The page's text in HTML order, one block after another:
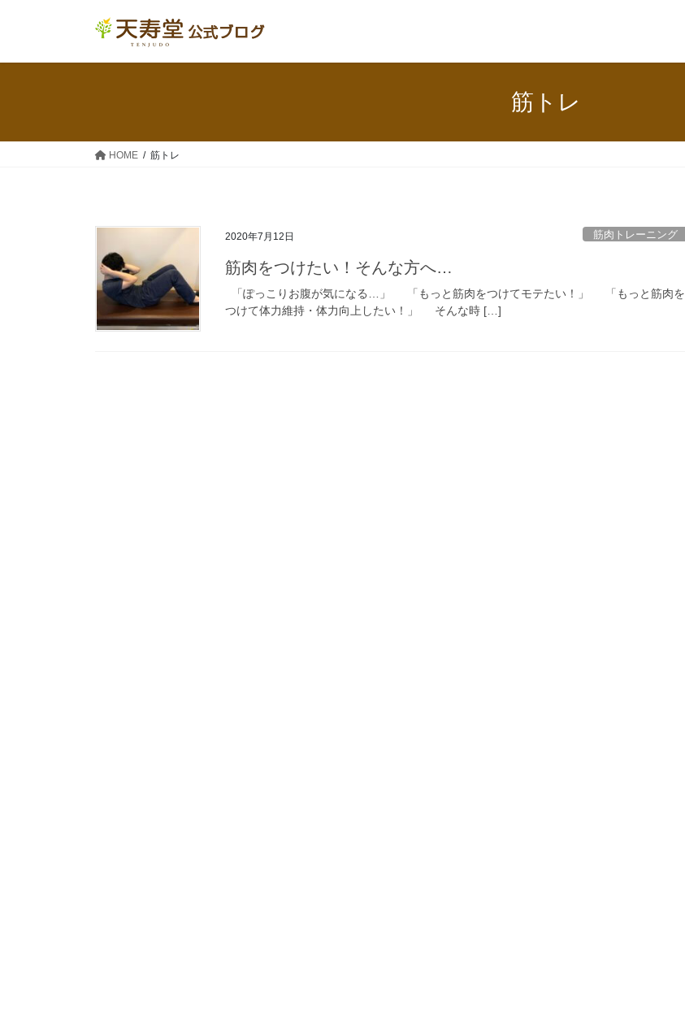
ン
キ
ー
に
筋トレ
HOME 筋トレ
2020年7月12日 筋肉トレーニング
筋肉をつけたい！そんな方へ…
「ぽっこりお腹が気になる…」 「もっと筋肉をつけてモテたい！」 「もっと筋肉を
つけて体力維持・体力向上したい！」 そんな時 […]